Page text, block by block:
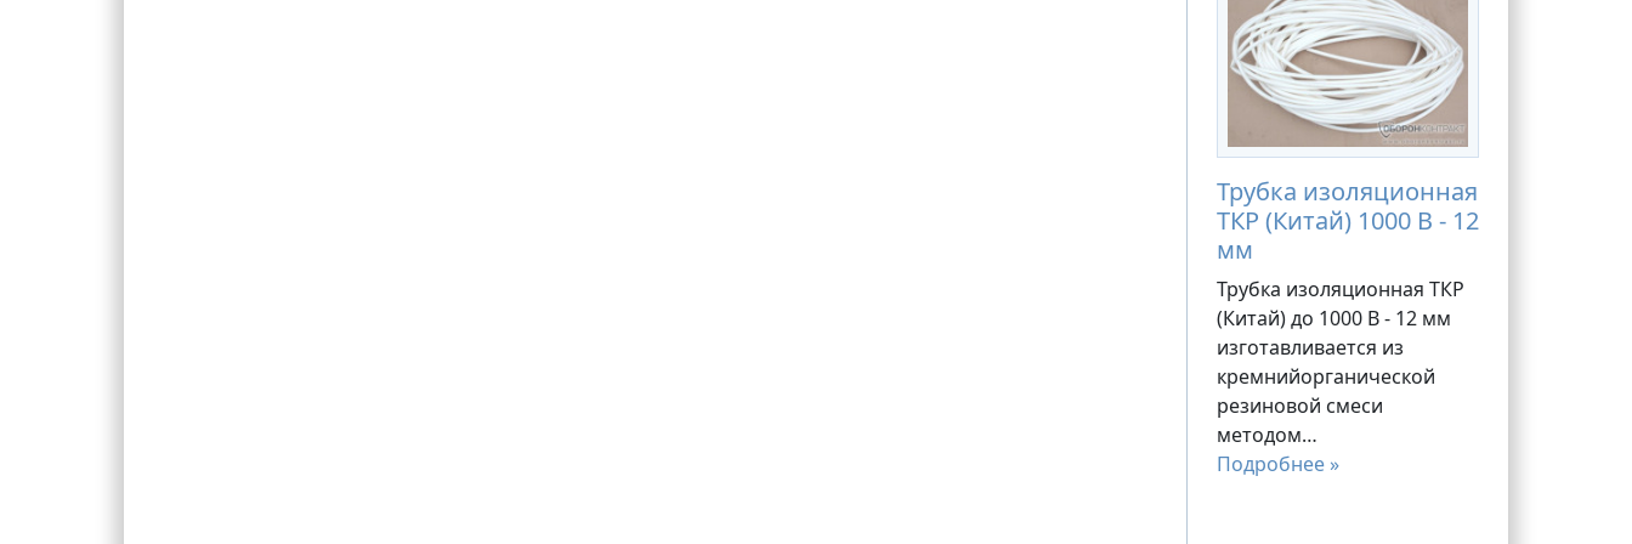
Трубка изоляционная
ТКР (Китай) 1000 В - 12
мм
Трубка изоляционная ТКР
(Китай) до 1000 В - 12 мм
изготавливается из
кремнийорганической
резиновой смеси
методом…
Подробнее »